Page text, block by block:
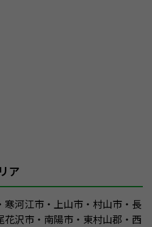
ア
寒河江市・上山市・村山市・長
沢市・南陽市・東村山郡・西